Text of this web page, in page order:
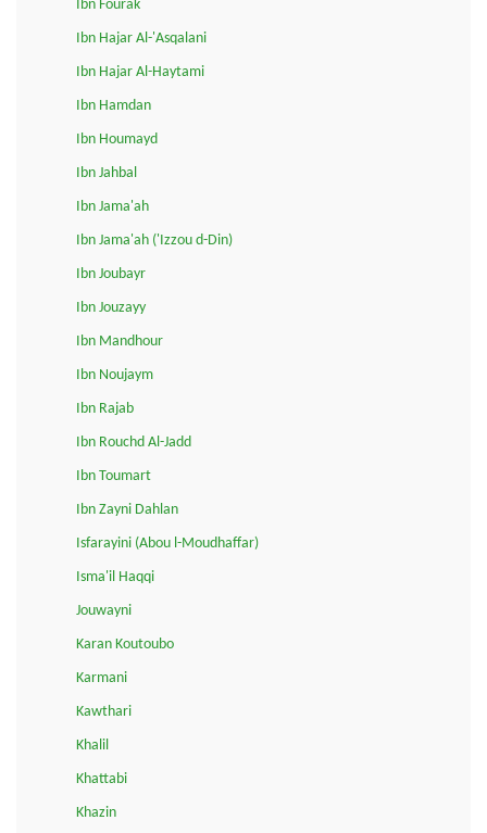
Ibn Fourak
Ibn Hajar Al-'Asqalani
Ibn Hajar Al-Haytami
Ibn Hamdan
Ibn Houmayd
Ibn Jahbal
Ibn Jama'ah
Ibn Jama'ah ('Izzou d-Din)
Ibn Joubayr
Ibn Jouzayy
Ibn Mandhour
Ibn Noujaym
Ibn Rajab
Ibn Rouchd Al-Jadd
Ibn Toumart
Ibn Zayni Dahlan
Isfarayini (Abou l-Moudhaffar)
Isma'il Haqqi
Jouwayni
Karan Koutoubo
Karmani
Kawthari
Khalil
Khattabi
Khazin